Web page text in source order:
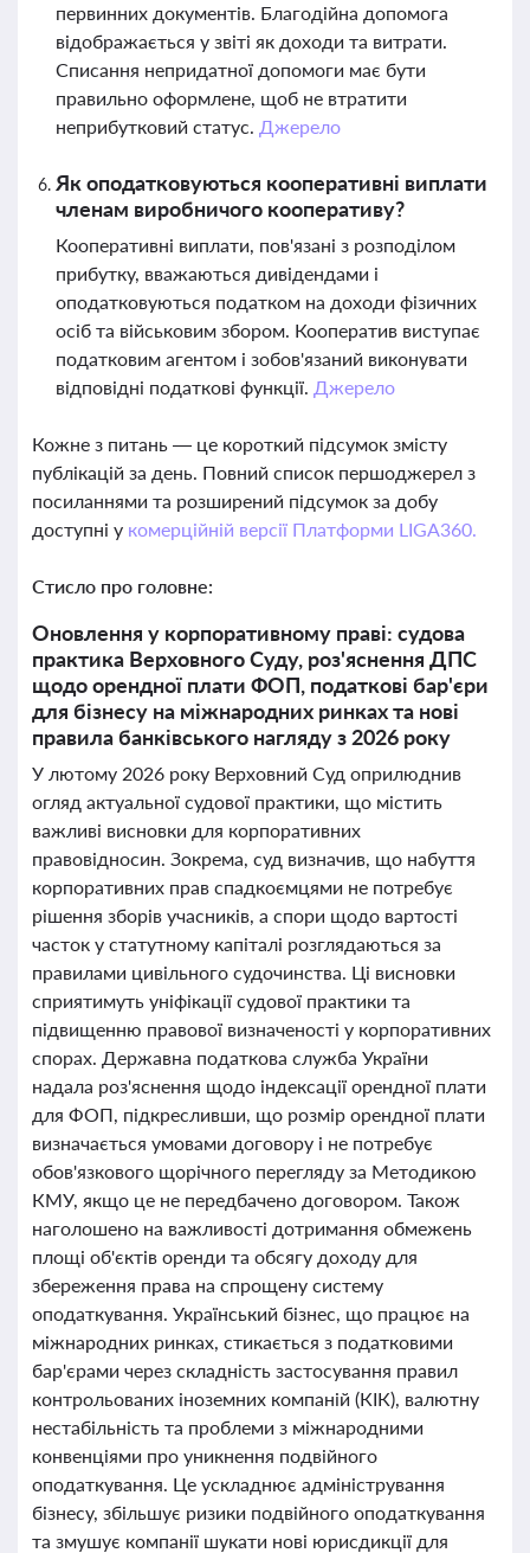
первинних документів. Благодійна допомога
відображається у звіті як доходи та витрати.
Списання непридатної допомоги має бути
правильно оформлене, щоб не втратити
неприбутковий статус. Джерело
Як оподатковуються кооперативні виплати
членам виробничого кооперативу?
Кооперативні виплати, пов'язані з розподілом
прибутку, вважаються дивідендами і
оподатковуються податком на доходи фізичних
осіб та військовим збором. Кооператив виступає
податковим агентом і зобов'язаний виконувати
відповідні податкові функції. Джерело
Кожне з питань — це короткий підсумок змісту
публікацій за день. Повний список першоджерел з
посиланнями та розширений підсумок за добу
доступні у комерційній версії Платформи LIGA360.
Стисло про головне:
Оновлення у корпоративному праві: судова
практика Верховного Суду, роз'яснення ДПС
щодо орендної плати ФОП, податкові бар'єри
для бізнесу на міжнародних ринках та нові
правила банківського нагляду з 2026 року
У лютому 2026 року Верховний Суд оприлюднив
огляд актуальної судової практики, що містить
важливі висновки для корпоративних
правовідносин. Зокрема, суд визначив, що набуття
корпоративних прав спадкоємцями не потребує
рішення зборів учасників, а спори щодо вартості
часток у статутному капіталі розглядаються за
правилами цивільного судочинства. Ці висновки
сприятимуть уніфікації судової практики та
підвищенню правової визначеності у корпоративних
спорах. Державна податкова служба України
надала роз'яснення щодо індексації орендної плати
для ФОП, підкресливши, що розмір орендної плати
визначається умовами договору і не потребує
обов'язкового щорічного перегляду за Методикою
КМУ, якщо це не передбачено договором. Також
наголошено на важливості дотримання обмежень
площі об'єктів оренди та обсягу доходу для
збереження права на спрощену систему
оподаткування. Український бізнес, що працює на
міжнародних ринках, стикається з податковими
бар'єрами через складність застосування правил
контрольованих іноземних компаній (КІК), валютну
нестабільність та проблеми з міжнародними
конвенціями про уникнення подвійного
оподаткування. Це ускладнює адміністрування
бізнесу, збільшує ризики подвійного оподаткування
та змушує компанії шукати нові юрисдикції для